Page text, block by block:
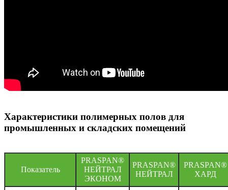
Характеристики полимерных полов для
промышленных и складских помещений
Показатель
PRASPAN®
НЕЙТРАЛ
ЭКОНОМ
PRASPAN®
НЕЙТРАЛ
PRASPAN®
ХАРД